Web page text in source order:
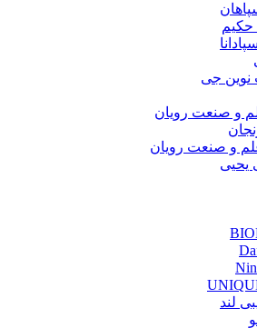
جی
و صنعت رویان
و صنعت رویان
یحیی
لند